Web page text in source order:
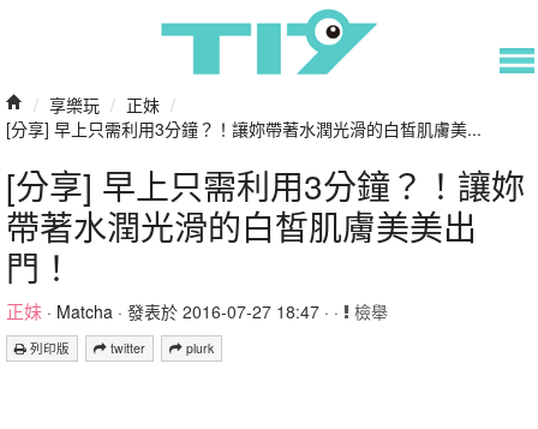
/ 享樂玩 / 正妹 /
[分享] 早上只需利用3分鐘？！讓妳帶著水潤光滑的白皙肌膚美...
[分享] 早上只需利用3分鐘？！讓妳
帶著水潤光滑的白皙肌膚美美出
門！
正妹 · Matcha · 發表於 2016-07-27 18:47 · · 檢舉
列印版 twitter plurk